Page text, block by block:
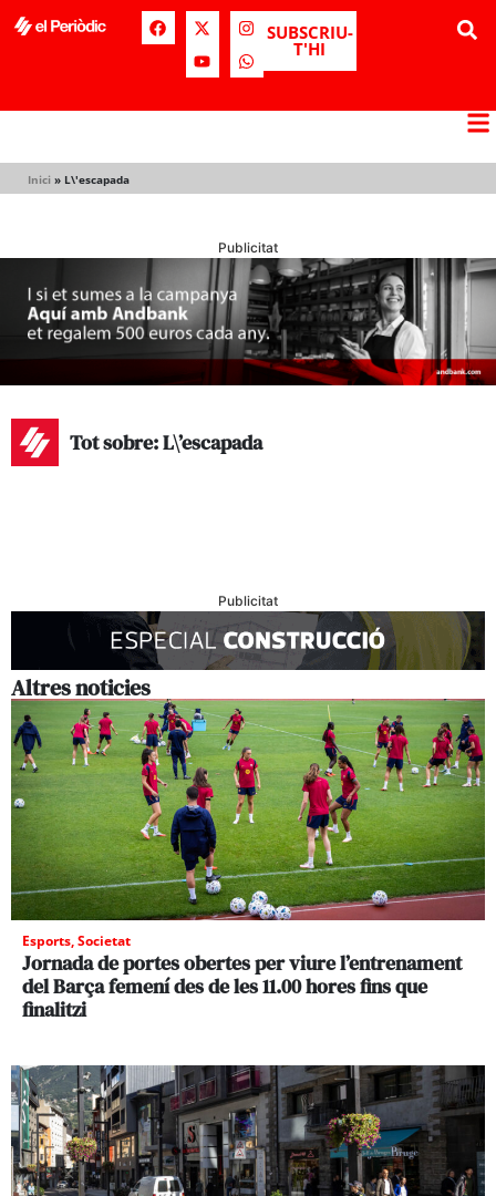
SUBSCRIU-
T'HI
Inici » L\'escapada
Publicitat
Tot sobre: L\’escapada
Publicitat
Altres noticies
Esports,Societat
Jornada de portes obertes per viure l’entrenament
del Barça femení des de les 11.00 hores fins que
finalitzi